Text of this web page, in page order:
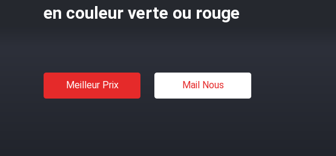
en couleur verte ou rouge
Meilleur Prix Mail Nous